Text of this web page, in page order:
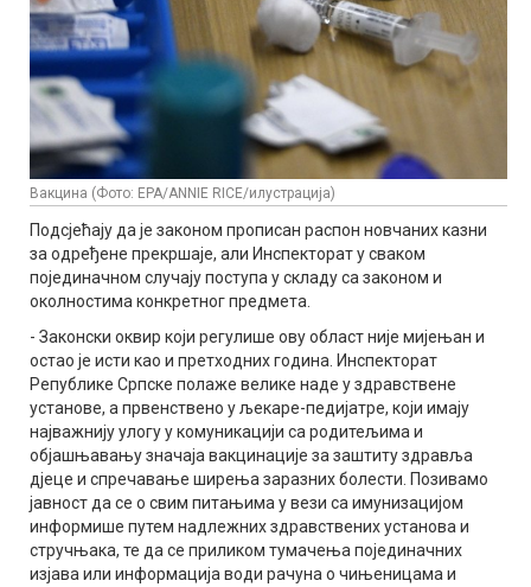
Вакцина (Фото: EPA/ANNIE RICE/илустрација)
Подсјећају да је законом прописан распон новчаних казни
за одређене прекршаје, али Инспекторат у сваком
појединачном случају поступа у складу са законом и
околностима конкретног предмета.
- Законски оквир који регулише ову област није мијењан и
остао је исти као и претходних година. Инспекторат
Републике Српске полаже велике наде у здравствене
установе, а првенствено у љекаре-педијатре, који имају
најважнију улогу у комуникацији са родитељима и
објашњавању значаја вакцинације за заштиту здравља
дјеце и спречавање ширења заразних болести. Позивамо
јавност да се о свим питањима у вези са имунизацијом
информише путем надлежних здравствених установа и
стручњака, те да се приликом тумачења појединачних
изјава или информација води рачуна о чињеницама и